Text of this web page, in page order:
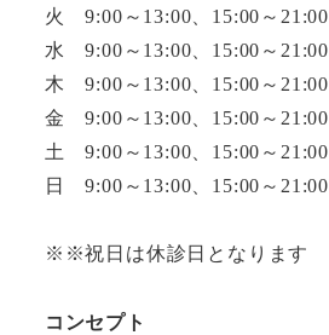
火 9:00～13:00、15:00～21:00
水 9:00～13:00、15:00～21:00
木 9:00～13:00、15:00～21:00
金 9:00～13:00、15:00～21:00
土 9:00～13:00、15:00～21:00
日 9:00～13:00、15:00～21:00
※※祝日は休診日となります
コンセプト